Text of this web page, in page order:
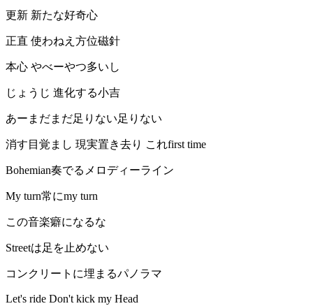
更新 新たな好奇心
正直 使わねえ方位磁針
本心 やべーやつ多いし
じょうじ 進化する小吉
あーまだまだ足りない足りない
消す目覚まし 現実置き去り これfirst time
Bohemian奏でるメロディーライン
My turn常にmy turn
この音楽癖になるな
Streetは足を止めない
コンクリートに埋まるパノラマ
Let's ride Don't kick my Head